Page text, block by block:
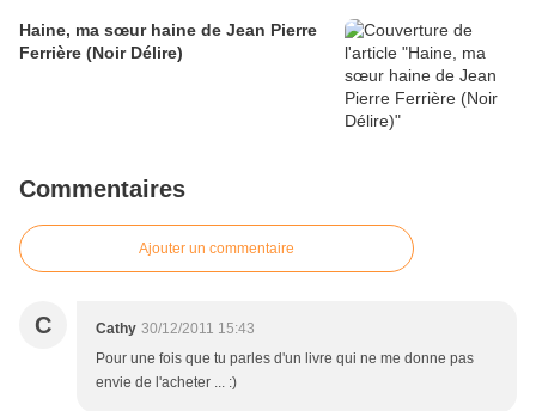
Haine, ma sœur haine de Jean Pierre
Ferrière (Noir Délire)
Commentaires
Ajouter un commentaire
C Cathy 30/12/2011 15:43
Pour une fois que tu parles d'un livre qui ne me donne pas
envie de l'acheter ... :)